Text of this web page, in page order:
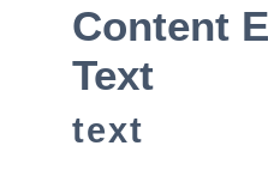
Content
Text
text